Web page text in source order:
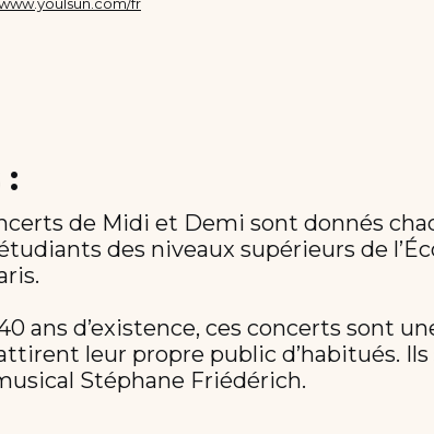
fr
de Midi et Demi sont donnés
des niveaux supérieurs de
ans d’existence, ces concerts sont
leur propre public d’habitués.
Stéphane Friédérich.